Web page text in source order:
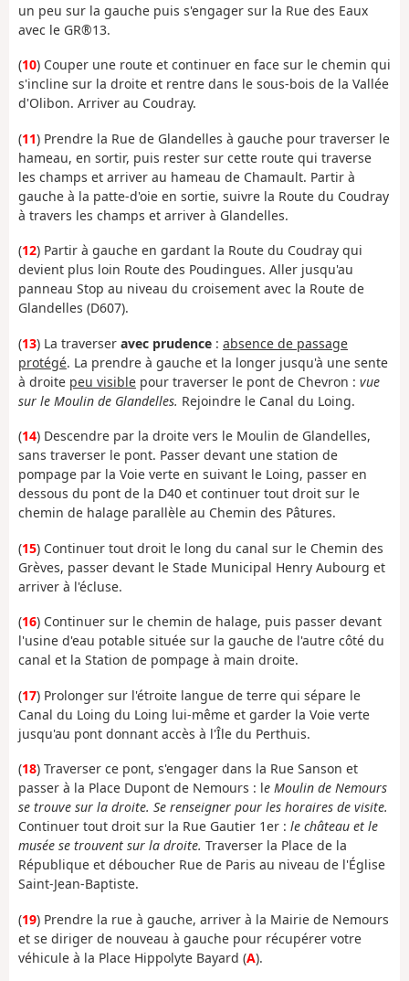
un peu sur la gauche puis s'engager sur la Rue des Eaux
avec le GR®13.
(10) Couper une route et continuer en face sur le chemin qui
s'incline sur la droite et rentre dans le sous-bois de la Vallée
d'Olibon. Arriver au Coudray.
(11) Prendre la Rue de Glandelles à gauche pour traverser le
hameau, en sortir, puis rester sur cette route qui traverse
les champs et arriver au hameau de Chamault. Partir à
gauche à la patte-d'oie en sortie, suivre la Route du Coudray
à travers les champs et arriver à Glandelles.
(12) Partir à gauche en gardant la Route du Coudray qui
devient plus loin Route des Poudingues. Aller jusqu'au
panneau Stop au niveau du croisement avec la Route de
Glandelles (D607).
(13) La traverser avec prudence : absence de passage
protégé. La prendre à gauche et la longer jusqu'à une sente
à droite peu visible pour traverser le pont de Chevron : vue
sur le Moulin de Glandelles. Rejoindre le Canal du Loing.
(14) Descendre par la droite vers le Moulin de Glandelles,
sans traverser le pont. Passer devant une station de
pompage par la Voie verte en suivant le Loing, passer en
dessous du pont de la D40 et continuer tout droit sur le
chemin de halage parallèle au Chemin des Pâtures.
(15) Continuer tout droit le long du canal sur le Chemin des
Grèves, passer devant le Stade Municipal Henry Aubourg et
arriver à l'écluse.
(16) Continuer sur le chemin de halage, puis passer devant
l'usine d'eau potable située sur la gauche de l'autre côté du
canal et la Station de pompage à main droite.
(17) Prolonger sur l'étroite langue de terre qui sépare le
Canal du Loing du Loing lui-même et garder la Voie verte
jusqu'au pont donnant accès à l'Île du Perthuis.
(18) Traverser ce pont, s'engager dans la Rue Sanson et
passer à la Place Dupont de Nemours : le Moulin de Nemours
se trouve sur la droite. Se renseigner pour les horaires de visite.
Continuer tout droit sur la Rue Gautier 1er : le château et le
musée se trouvent sur la droite. Traverser la Place de la
République et déboucher Rue de Paris au niveau de l'Église
Saint-Jean-Baptiste.
(19) Prendre la rue à gauche, arriver à la Mairie de Nemours
et se diriger de nouveau à gauche pour récupérer votre
véhicule à la Place Hippolyte Bayard (A).